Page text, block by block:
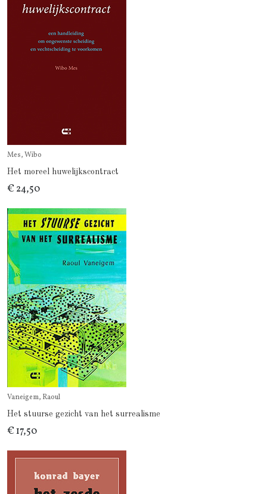
Mes, Wibo
Het moreel huwelijkscontract
€ 24,50
Vaneigem, Raoul
Het stuurse gezicht van het surrealisme
€ 17,50